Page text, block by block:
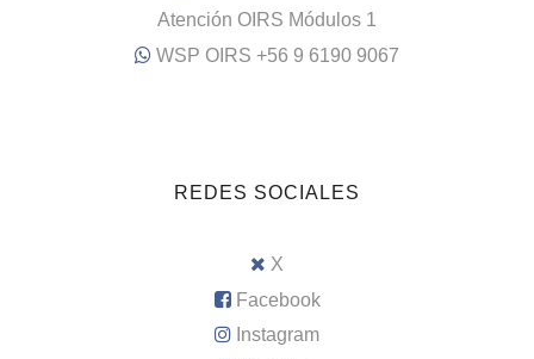
Atención OIRS Módulos 1
WSP OIRS +56 9 6190 9067
REDES SOCIALES
X
Facebook
Instagram